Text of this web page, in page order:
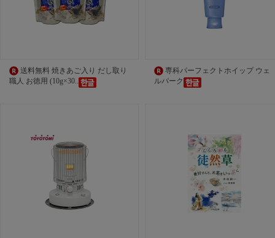
送料無料 焼きあご入り だし取り
職人 お徳用 (10g×30..
専科パーフェクトホイップ ウェ
ルパーク